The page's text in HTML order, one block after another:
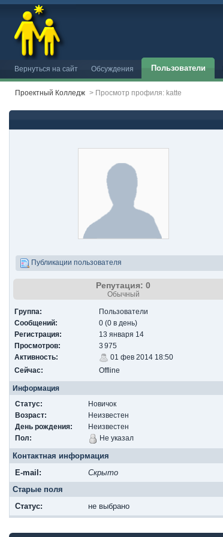
Вернуться на сайт Обсуждения Пользователи
Проектный Колледж > Просмотр профиля: katte
Публикации пользователя
Репутация: 0
Обычный
Группа:
Пользователи
Сообщений:
0 (0 в день)
Регистрация:
13 января 14
Просмотров:
3 975
Активность:
01 фев 2014 18:50
Сейчас:
Offline
Информация
Статус:
Новичок
Возраст:
Неизвестен
День рождения:
Неизвестен
Пол:
Не указал
Контактная информация
E-mail:
Скрыто
Старые поля
Cтатус:
не выбрано